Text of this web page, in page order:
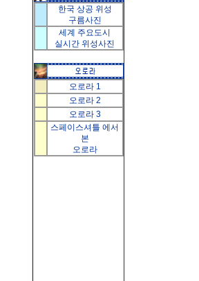
한국 상공 위성
구름사진
세계 주요도시
실시간 위성사진
오로라 1
오로라 2
오로라 3
스페이스셔틀 에서
본
오로라